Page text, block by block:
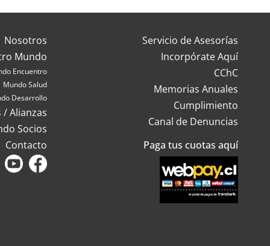
Nosotros
Mundo
Encuentro
Mundo Salud
Desarrollo
/ Alianzas
Socios
Contacto
Servicio de Asesorías
Incorpórate Aquí
CChC
Memorias Anuales
Cumplimiento
Canal de Denuncias
Paga tus cuotas aquí